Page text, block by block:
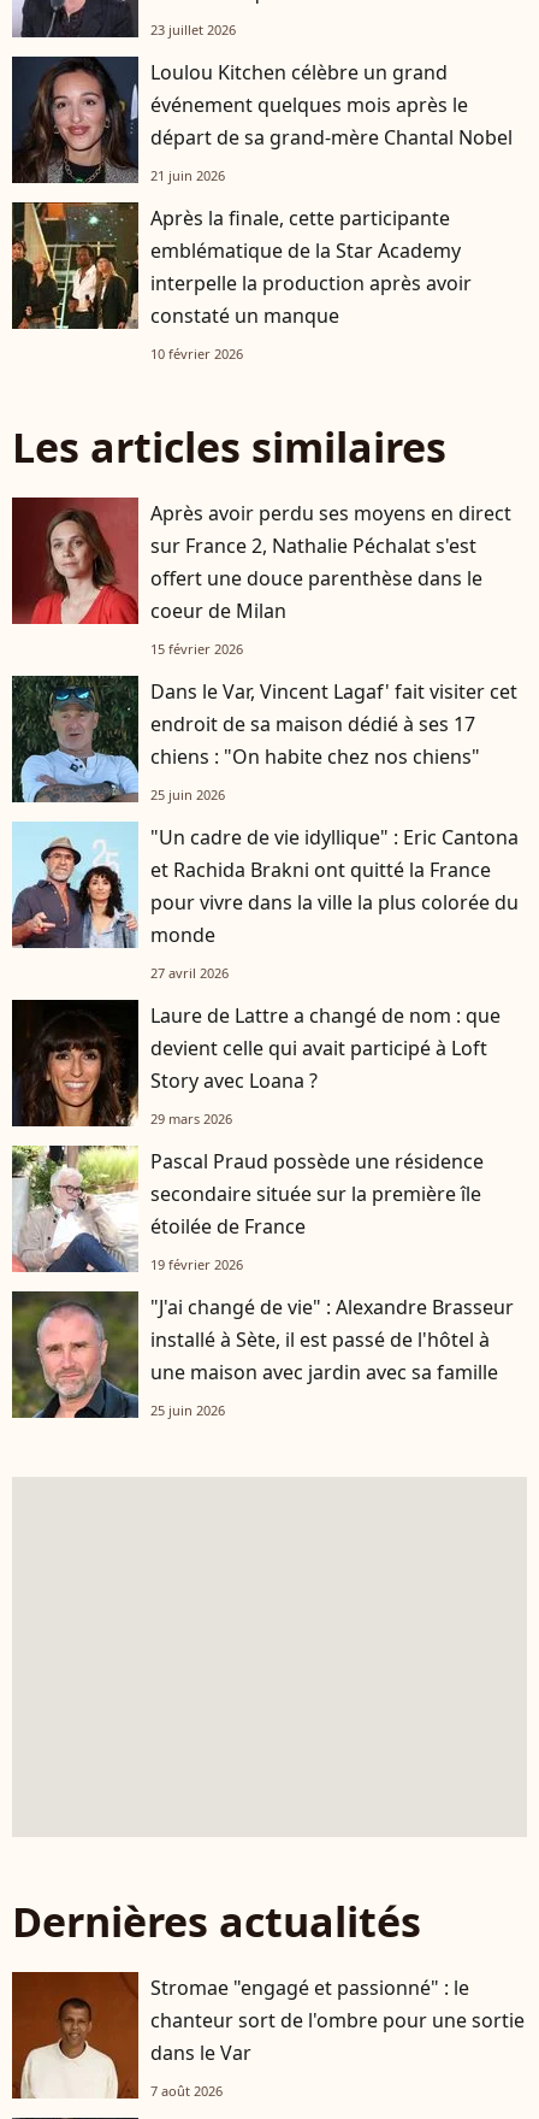
23 juillet 2026
Loulou Kitchen célèbre un grand
événement quelques mois après le
départ de sa grand-mère Chantal Nobel
21 juin 2026
Après la finale, cette participante
emblématique de la Star Academy
interpelle la production après avoir
constaté un manque
10 février 2026
Les articles similaires
Après avoir perdu ses moyens en direct
sur France 2, Nathalie Péchalat s'est
offert une douce parenthèse dans le
coeur de Milan
15 février 2026
Dans le Var, Vincent Lagaf' fait visiter cet
endroit de sa maison dédié à ses 17
chiens : "On habite chez nos chiens"
25 juin 2026
"Un cadre de vie idyllique" : Eric Cantona
et Rachida Brakni ont quitté la France
pour vivre dans la ville la plus colorée du
monde
27 avril 2026
Laure de Lattre a changé de nom : que
devient celle qui avait participé à Loft
Story avec Loana ?
29 mars 2026
Pascal Praud possède une résidence
secondaire située sur la première île
étoilée de France
19 février 2026
"J'ai changé de vie" : Alexandre Brasseur
installé à Sète, il est passé de l'hôtel à
une maison avec jardin avec sa famille
25 juin 2026
Dernières actualités
Stromae "engagé et passionné" : le
chanteur sort de l'ombre pour une sortie
dans le Var
7 août 2026